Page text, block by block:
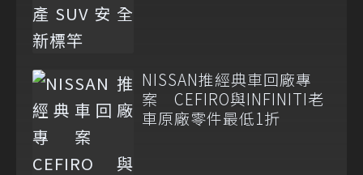
NISSAN推經典車回廠專
案 CEFIRO與INFINITI老
車原廠零件最低1折